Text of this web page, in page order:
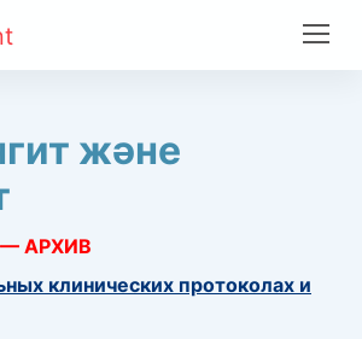
жəне
АРХИВ
клинических протоколах и